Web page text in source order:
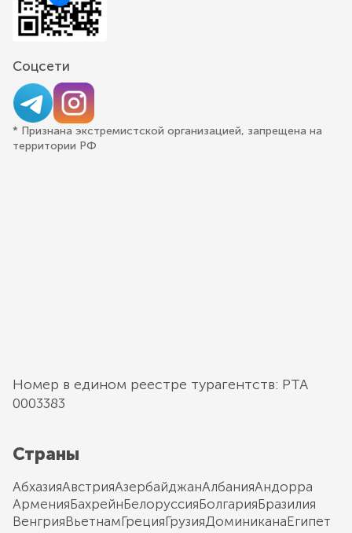
Соцсети
* Признана экстремистской организацией, запрещена на
территории РФ
Номер в едином реестре турагентств: РТА
0003383
Страны
АбхазияАвстрияАзербайджанАлбанияАндорра
АрменияБахрейнБелоруссияБолгарияБразилия
ВенгрияВьетнамГрецияГрузияДоминиканаЕгипет